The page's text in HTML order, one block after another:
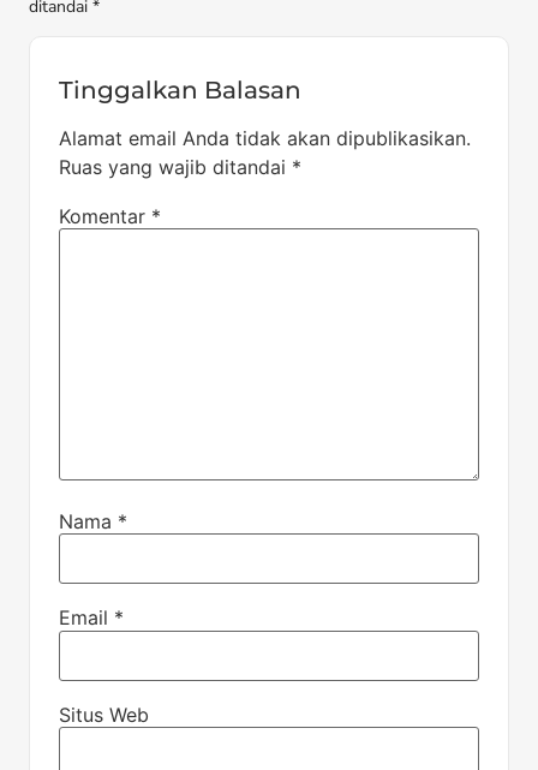
ditandai *
Tinggalkan Balasan
Alamat email Anda tidak akan dipublikasikan.
Ruas yang wajib ditandai *
Komentar *
Nama *
Email *
Situs Web